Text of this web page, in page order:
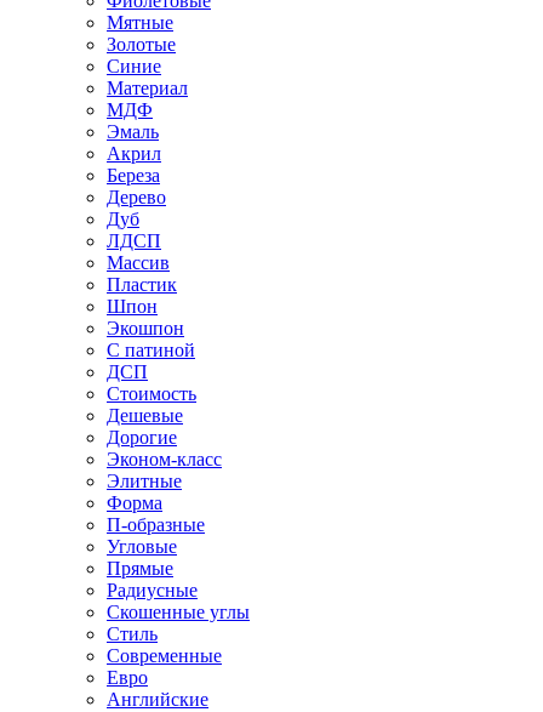
Мятные
Золотые
Синие
Материал
МДФ
Эмаль
Акрил
Береза
Дерево
Дуб
ЛДСП
Массив
Пластик
Шпон
Экошпон
С патиной
ДСП
Стоимость
Дешевые
Дорогие
Эконом-класс
Элитные
Форма
П-образные
Угловые
Прямые
Радиусные
Скошенные углы
Стиль
Современные
Евро
Английские